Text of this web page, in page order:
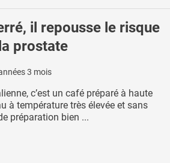
il repousse le risque
prostate
3 mois
c’est un café préparé à haute
à température très élevée et sans
préparation bien ...